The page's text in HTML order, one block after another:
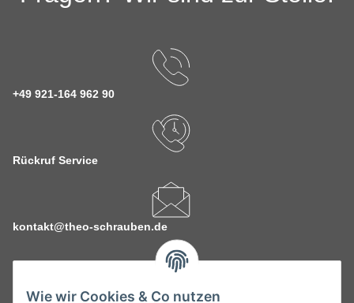
Wie wir Cookies & Co nutzen
+49 921-164 962 90
Rückruf Service
kontakt@theo-schrauben.de